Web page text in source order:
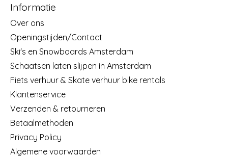
Informatie
Over ons
Openingstijden/Contact
Ski's en Snowboards Amsterdam
Schaatsen laten slijpen in Amsterdam
Fiets verhuur & Skate verhuur bike rentals
Klantenservice
Verzenden & retourneren
Betaalmethoden
Privacy Policy
Algemene voorwaarden